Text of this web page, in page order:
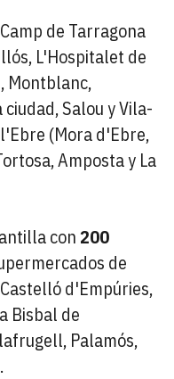
de Tarragona
L'Hospitalet de
Montblanc,
Salou y Vila-
(Mora d'Ebre,
Amposta y La
con200
de
d'Empúries,
Bisbal de
Palamós,